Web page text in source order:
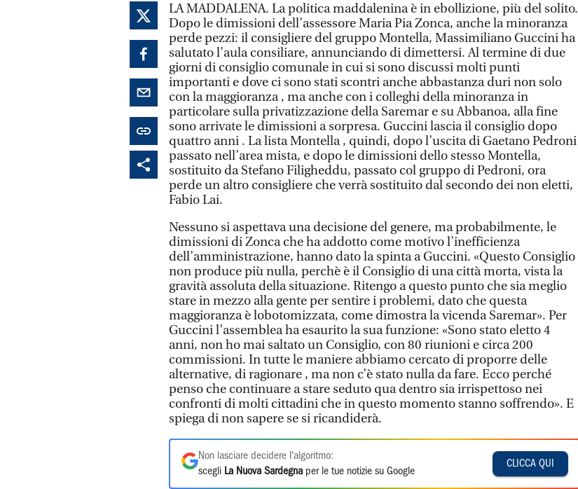
LA MADDALENA. La politica maddalenina è in ebollizione, più del solito.
Dopo le dimissioni dell’assessore Maria Pia Zonca, anche la minoranza
perde pezzi: il consigliere del gruppo Montella, Massimiliano Guccini ha
salutato l’aula consiliare, annunciando di dimettersi. Al termine di due
giorni di consiglio comunale in cui si sono discussi molti punti
importanti e dove ci sono stati scontri anche abbastanza duri non solo
con la maggioranza , ma anche con i colleghi della minoranza in
particolare sulla privatizzazione della Saremar e su Abbanoa, alla fine
sono arrivate le dimissioni a sorpresa. Guccini lascia il consiglio dopo
quattro anni . La lista Montella , quindi, dopo l’uscita di Gaetano Pedroni
passato nell’area mista, e dopo le dimissioni dello stesso Montella,
sostituito da Stefano Filigheddu, passato col gruppo di Pedroni, ora
perde un altro consigliere che verrà sostituito dal secondo dei non eletti,
Fabio Lai.
Nessuno si aspettava una decisione del genere, ma probabilmente, le
dimissioni di Zonca che ha addotto come motivo l’inefficienza
dell’amministrazione, hanno dato la spinta a Guccini. «Questo Consiglio
non produce più nulla, perchè è il Consiglio di una città morta, vista la
gravità assoluta della situazione. Ritengo a questo punto che sia meglio
stare in mezzo alla gente per sentire i problemi, dato che questa
maggioranza è lobotomizzata, come dimostra la vicenda Saremar». Per
Guccini l’assemblea ha esaurito la sua funzione: «Sono stato eletto 4
anni, non ho mai saltato un Consiglio, con 80 riunioni e circa 200
commissioni. In tutte le maniere abbiamo cercato di proporre delle
alternative, di ragionare , ma non c’è stato nulla da fare. Ecco perché
penso che continuare a stare seduto qua dentro sia irrispettoso nei
confronti di molti cittadini che in questo momento stanno soffrendo». E
spiega di non sapere se si ricandiderà.
Non lasciare decidere l'algoritmo:
scegli La Nuova Sardegna per le tue notizie su Google
CLICCA QUI